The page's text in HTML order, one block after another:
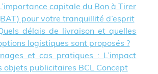
capitale du Bon à Tirer
pour votre tranquillité d’esprit
délais de livraison et quelles
logistiques sont proposés ?
et cas pratiques : L’impact
objets publicitaires BCL Concept